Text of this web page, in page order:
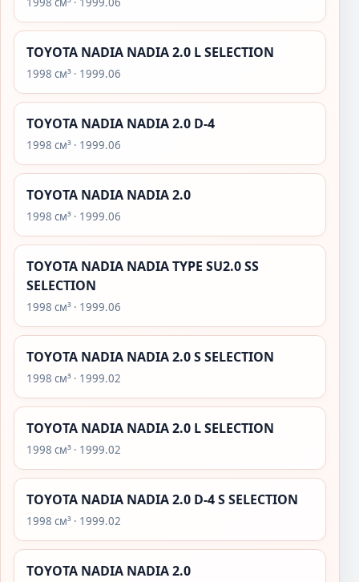
TOYOTA NADIA NADIA 2.0 L SELECTION
1998 см³ · 1999.06
TOYOTA NADIA NADIA 2.0 D-4
1998 см³ · 1999.06
TOYOTA NADIA NADIA 2.0
1998 см³ · 1999.06
TOYOTA NADIA NADIA TYPE SU2.0 SS
SELECTION
1998 см³ · 1999.06
TOYOTA NADIA NADIA 2.0 S SELECTION
1998 см³ · 1999.02
TOYOTA NADIA NADIA 2.0 L SELECTION
1998 см³ · 1999.02
TOYOTA NADIA NADIA 2.0 D-4 S SELECTION
1998 см³ · 1999.02
TOYOTA NADIA NADIA 2.0